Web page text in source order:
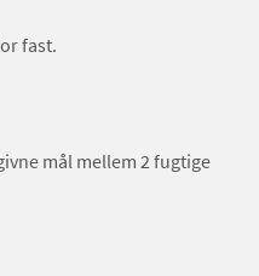
fast.
mål mellem 2 fugtige